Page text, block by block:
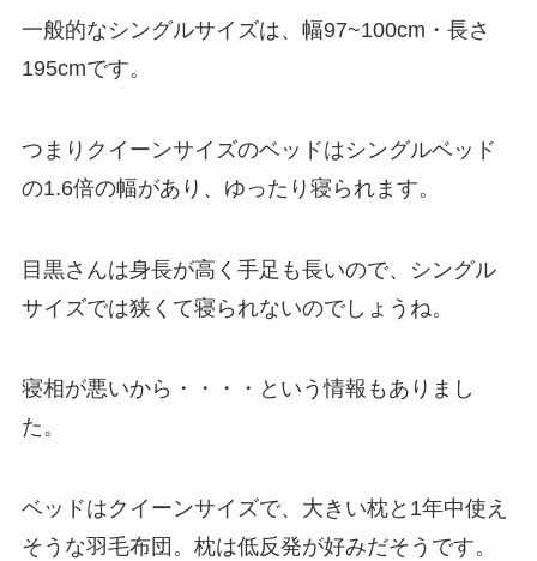
一般的なシングルサイズは、幅97~100cm・長さ
195cmです。
つまり クイーンサイズのベッドはシングルベッド
の1.6倍の幅があり、ゆったり寝られます。
目黒さんは身長が高く手足も長いので、シングル
サイズでは狭くて寝られないのでしょうね。
寝相が悪いから・・・・という情報もありまし
た。
ベッドはクイーンサイズで、大きい枕と1年中使え
そうな羽毛布団。枕は低反発が好みだそうです。